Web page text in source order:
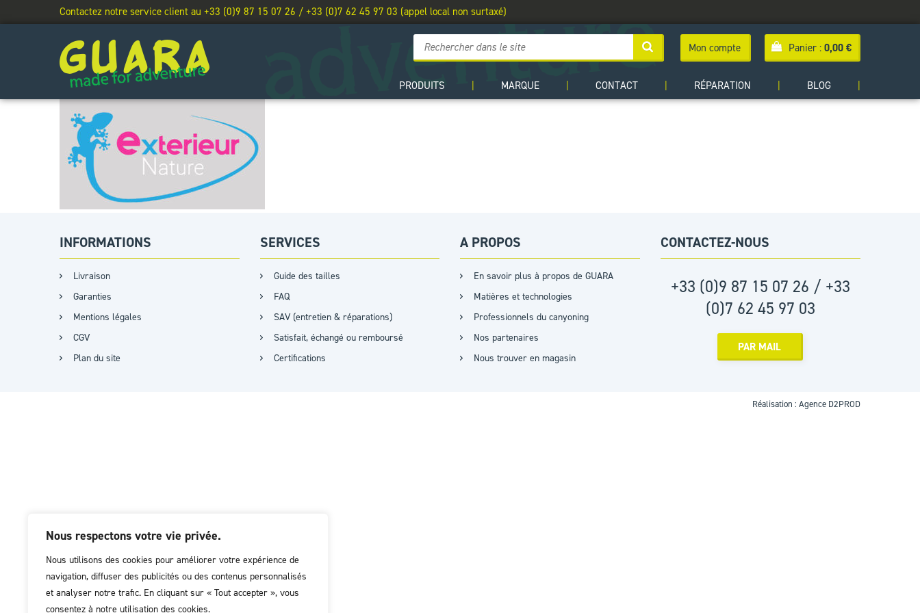
Nous respectons votre vie privée.
Nous utilisons des cookies pour améliorer votre expérience de
navigation, diffuser des publicités ou des contenus personnalisés
et analyser notre trafic. En cliquant sur « Tout accepter », vous
consentez à notre utilisation des cookies.
Contactez notre service client au +33 (0)9 87 15 07 26 / +33 (0)7 62 45 97 03 (appel local non surtaxé)
Panier : 0,00 €
Mon compte
PRODUITS MARQUE CONTACT RÉPARATION BLOG
INFORMATIONS
Livraison
Garanties
Mentions légales
CGV
Plan du site
SERVICES
Guide des tailles
FAQ
SAV (entretien & réparations)
Satisfait, échangé ou remboursé
Certifications
A PROPOS
En savoir plus à propos de GUARA
Matières et technologies
Professionnels du canyoning
Nos partenaires
Nous trouver en magasin
CONTACTEZ-NOUS
+33 (0)9 87 15 07 26 / +33
(0)7 62 45 97 03
PAR MAIL
Réalisation : Agence D2PROD